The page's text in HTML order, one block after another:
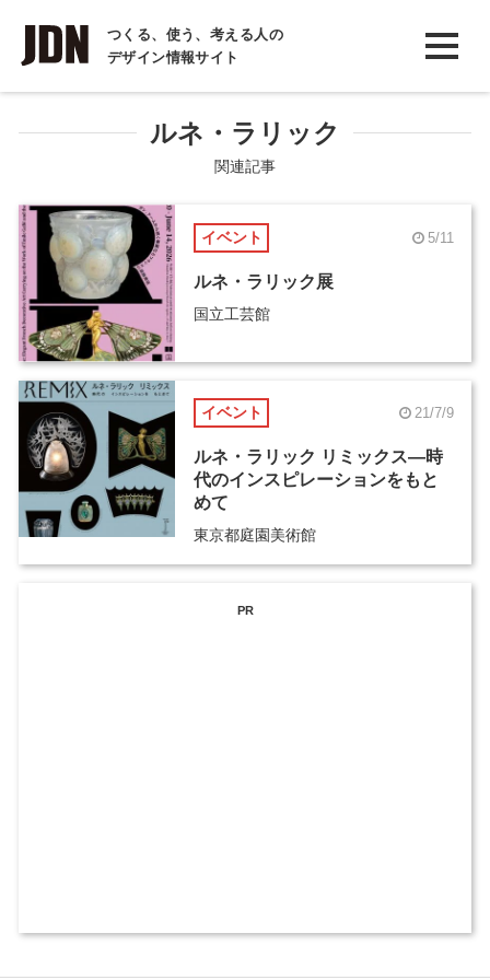
つくる、使う、考える人の
デザイン情報サイト
INTERVIEW
インタビュー
REPORT
COLUMN
コラム
ルネ・ラリック
関連記事
イベント 5/11
ルネ・ラリック展
国立工芸館
イベント 21/7/9
ルネ・ラリック リミックス―時
代のインスピレーションをもと
めて
東京都庭園美術館
PR